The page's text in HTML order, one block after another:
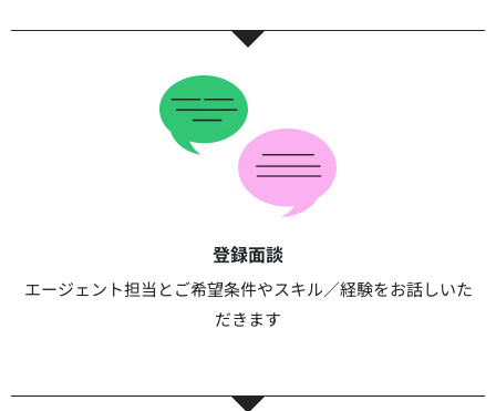
登録面談​​
エージェント担当とご希望条件やスキル／経験をお話しいた
だきます​